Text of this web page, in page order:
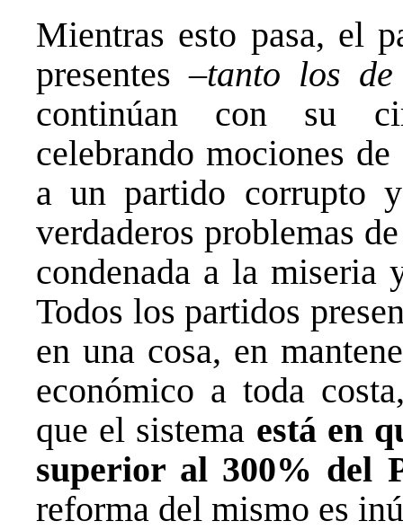
Mientras esto pasa, el
presentes –tanto los
continúan con su
celebrando mociones
a un partido corrupto
verdaderos problemas
condenada a la miseria
Todos los partidos
en una cosa, en
económico a toda
que el sistema está en
superior al 300% del
reforma del mismo es